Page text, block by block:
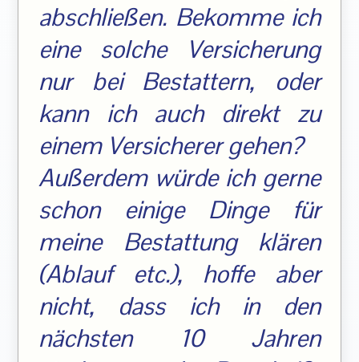
abschließen. Bekomme ich
eine solche Versicherung
nur bei Bestattern, oder
kann ich auch direkt zu
einem Versicherer gehen?
Außerdem würde ich gerne
schon einige Dinge für
meine Bestattung klären
(Ablauf etc.), hoffe aber
nicht, dass ich in den
nächsten 10 Jahren